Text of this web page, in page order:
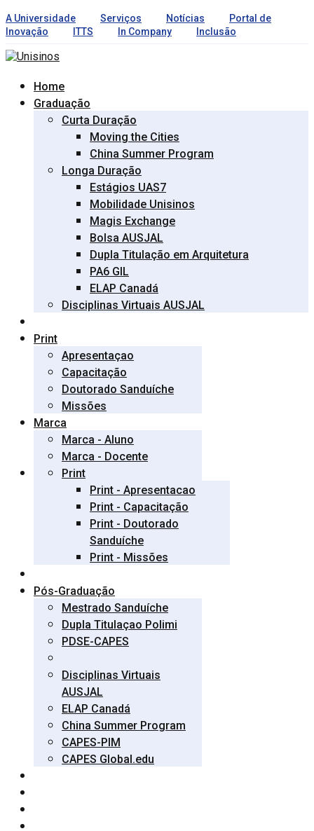
A Universidade Serviços Notícias
Portal de
Inovação
ITTS In Company Inclusão
Home
Graduação
Curta Duração
Moving the Cities
China Summer Program
Longa Duração
Estágios UAS7
Mobilidade Unisinos
Magis Exchange
Bolsa AUSJAL
Dupla Titulação em Arquitetura
PA6 GIL
ELAP Canadá
Disciplinas Virtuais AUSJAL
Print
Apresentaçao
Capacitação
Doutorado Sanduíche
Missões
Marca
Marca - Aluno
Marca - Docente
Print
Print - Apresentacao
Print - Capacitação
Print - Doutorado
Sanduíche
Print - Missões
Pós-Graduação
Mestrado Sanduíche
Dupla Titulaçao Polimi
PDSE-CAPES
Disciplinas Virtuais
AUSJAL
ELAP Canadá
China Summer Program
CAPES-PIM
CAPES Global.edu